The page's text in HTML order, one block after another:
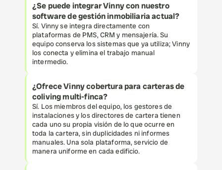
¿Se puede integrar Vinny con nuestro
software de gestión inmobiliaria actual?
Sí. Vinny se integra directamente con
plataformas de PMS, CRM y mensajería. Su
equipo conserva los sistemas que ya utiliza; Vinny
los conecta y elimina el trabajo manual
intermedio.
¿Ofrece Vinny cobertura para carteras de
coliving multi-finca?
Sí. Los miembros del equipo, los gestores de
instalaciones y los directores de cartera tienen
cada uno su propia visión de lo que ocurre en
toda la cartera, sin duplicidades ni informes
manuales. Una sola plataforma, servicio de
manera uniforme en cada edificio.